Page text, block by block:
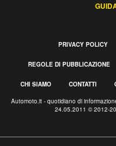
PRIVACY POLICY
REGOLE DI PUBBLICAZIONE
CHI SIAMO CONTATTI
Automoto.it - quotidiano di
24.05.2011 © 2012-